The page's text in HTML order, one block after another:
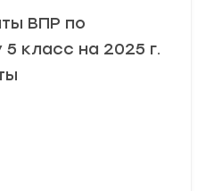
ВПР по
класс на 2025 г.